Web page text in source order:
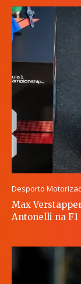
Desporto
Max
Antonelli na F1